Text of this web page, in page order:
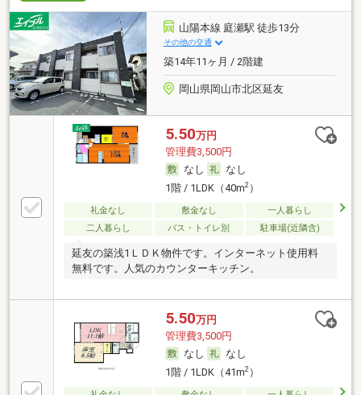
山陽本線 庭瀬駅 徒歩13分
その他の交通
築14年11ヶ月 / 2階建
岡山県岡山市北区延友
5.50万円
管理費3,500円
なし
なし
1階 / 1LDK（40m2）
礼金なし 敷金なし
一人暮らし
二人暮らし
バス・トイレ別 駐車場(近隣含)
延友の築浅1ＬＤＫ物件です。インターネット使用料
無料です。人気のカウンターキッチン。
5.50万円
管理費3,500円
なし
なし
1階 / 1LDK（41m2）